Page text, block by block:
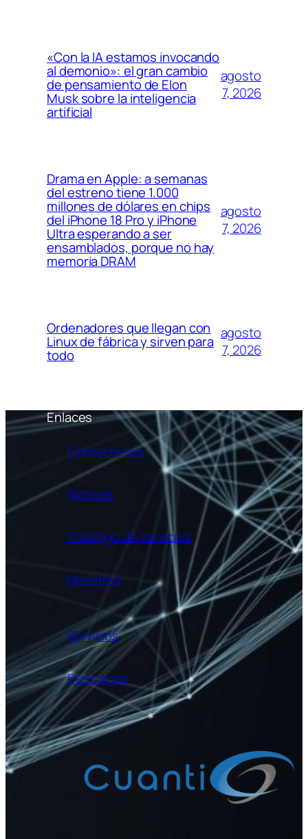
«Con la IA estamos invocando
al demonio»: el gran cambio
de pensamiento de Elon
Musk sobre la inteligencia
artificial
agosto
7, 2026
Drama en Apple: a semanas
del estreno tiene 1.000
millones de dólares en chips
del iPhone 18 Pro y iPhone
Ultra esperando a ser
ensamblados, porque no hay
memoria DRAM
agosto
7, 2026
Ordenadores que llegan con
Linux de fábrica y sirven para
todo
agosto
7, 2026
Enlaces
Contáctenos
Noticias
Catálogo de servicios
Nosotros
Servicios
Descargas